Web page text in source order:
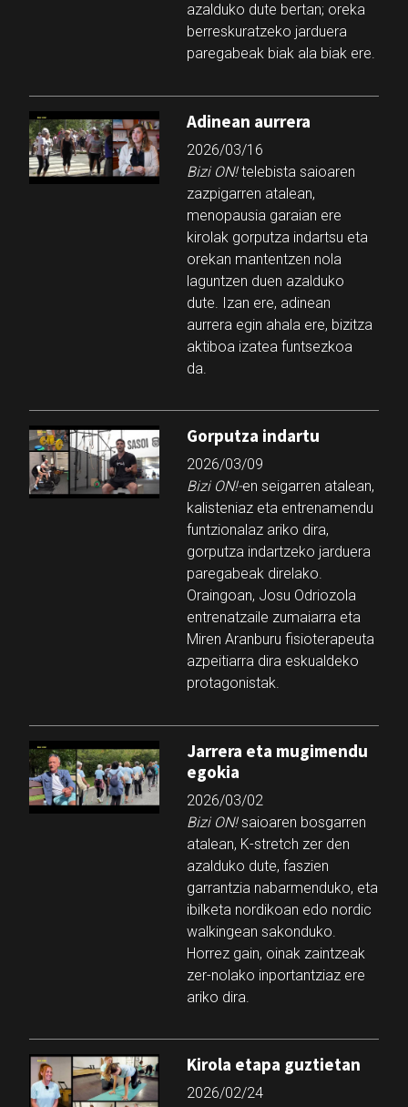
azalduko dute bertan; oreka
berreskuratzeko jarduera
paregabeak biak ala biak ere.
Adinean aurrera
2026/03/16
Bizi ON!telebista saioaren
zazpigarren atalean,
menopausia garaian ere
kirolak gorputza indartsu eta
orekan mantentzen nola
laguntzen duen azalduko
dute. Izan ere, adinean
aurrera egin ahala ere, bizitza
aktiboa izatea funtsezkoa
da.
Gorputza indartu
2026/03/09
Bizi ON!-en seigarren atalean,
kalisteniaz eta entrenamendu
funtzionalaz ariko dira,
gorputza indartzeko jarduera
paregabeak direlako.
Oraingoan, Josu Odriozola
entrenatzaile zumaiarra eta
Miren Aranburu fisioterapeuta
azpeitiarra dira eskualdeko
protagonistak.
Jarrera eta mugimendu
egokia
2026/03/02
Bizi ON!saioaren bosgarren
atalean, K-stretch zer den
azalduko dute, faszien
garrantzia nabarmenduko, eta
ibilketa nordikoan edo nordic
walkingean sakonduko.
Horrez gain, oinak zaintzeak
zer-nolako inportantziaz ere
ariko dira.
Kirola etapa guztietan
2026/02/24